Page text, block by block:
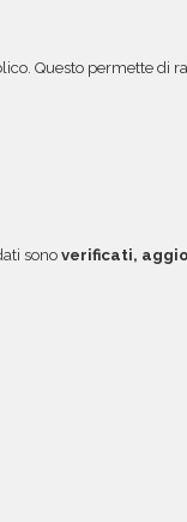
Questo permette di
dati sono verificati,